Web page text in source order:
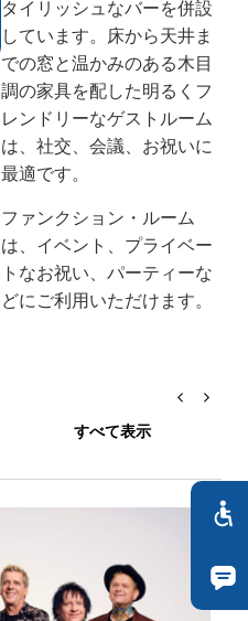
タイリッシュなバーを併設
しています。床から天井ま
での窓と温かみのある木目
調の家具を配した明るくフ
レンドリーなゲストルーム
は、社交、会議、お祝いに
最適です。
ファンクション・ルーム
は、イベント、プライベー
トなお祝い、パーティーな
どにご利用いただけます。
すべて表示